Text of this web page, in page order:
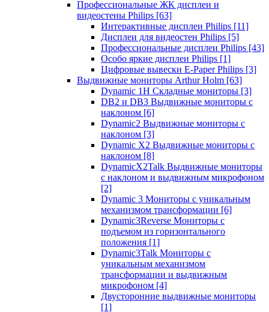
Профессиональные ЖК дисплеи и
видеостены Philips [63]
Интерактивные дисплеи Philips [11]
Дисплеи для видеостен Philips [5]
Профессиональные дисплеи Philips [43]
Особо яркие дисплеи Philips [1]
Цифровые вывески E-Paper Philips [3]
Выдвижные мониторы Arthur Holm [63]
Dynamic 1Н Складные мониторы [3]
DB2 и DB3 Выдвижные мониторы с
наклоном [6]
Dynamic2 Выдвижные мониторы с
наклоном [3]
Dynamic X2 Выдвижные мониторы с
наклоном [8]
DynamicX2Talk Выдвижные мониторы
с наклоном и выдвижным микрофоном
[2]
Dynamic 3 Мониторы с уникальным
механизмом трансформации [6]
Dynamic3Reverse Мониторы с
подъемом из горизонтального
положения [1]
Dynamic3Talk Мониторы с
уникальным механизмом
трансформации и выдвижным
микрофоном [4]
Двусторонние выдвижные мониторы
[1]